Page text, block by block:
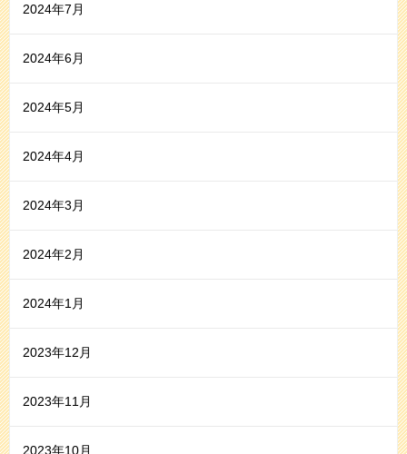
2024年7月
2024年6月
2024年5月
2024年4月
2024年3月
2024年2月
2024年1月
2023年12月
2023年11月
2023年10月